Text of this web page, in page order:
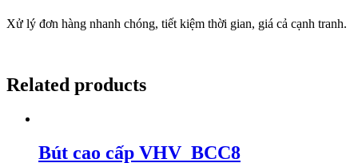
Xử lý đơn hàng nhanh chóng, tiết kiệm thời gian, giá cả cạnh tranh.
Related products
Bút cao cấp VHV_BCC8